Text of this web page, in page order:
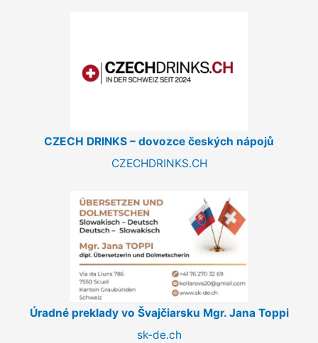
CZECH DRINKS – dovozce českých nápojů
CZECHDRINKS.CH
Úradné preklady vo Švajčiarsku Mgr. Jana Toppi
sk-de.ch